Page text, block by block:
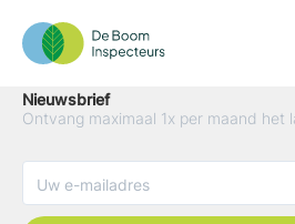
Nieuwsbrief
Ontvang maximaal 1x per maand het